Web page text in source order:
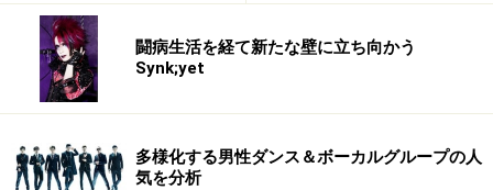
闘病生活を経て新たな壁に立ち向かう
Synk;yet
多様化する男性ダンス＆ボーカルグループの人
気を分析